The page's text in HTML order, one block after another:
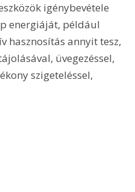
igénybevétele
energiáját, például
hasznosítás annyit tesz,
üvegezéssel,
szigeteléssel,